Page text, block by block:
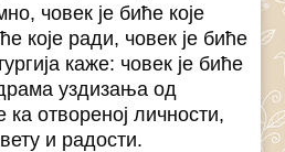
човек је биће које
које ради, човек је биће
каже: човек је биће
уздизања од
отвореној личности,
и радости.